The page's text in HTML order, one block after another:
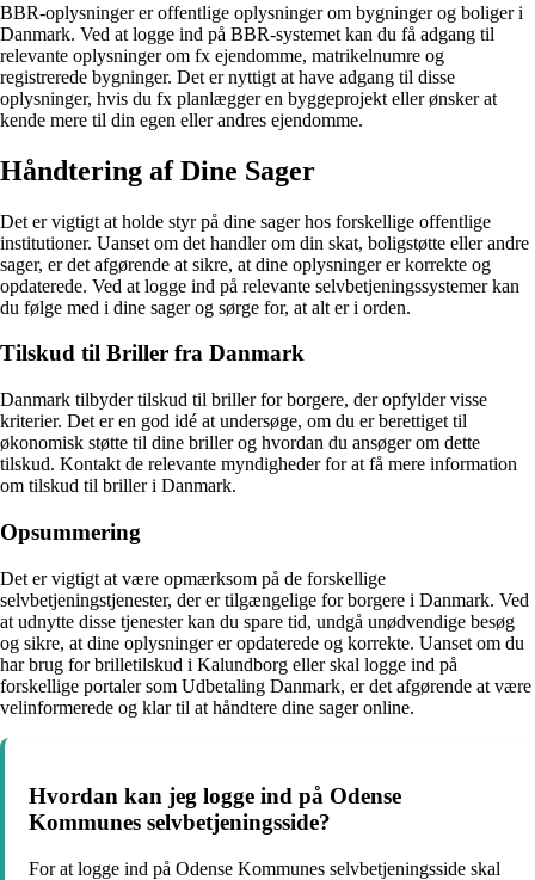
BBR-oplysninger er offentlige oplysninger om bygninger og boliger i
Danmark. Ved at logge ind på BBR-systemet kan du få adgang til
relevante oplysninger om fx ejendomme, matrikelnumre og
registrerede bygninger. Det er nyttigt at have adgang til disse
oplysninger, hvis du fx planlægger en byggeprojekt eller ønsker at
kende mere til din egen eller andres ejendomme.
Håndtering af Dine Sager
Det er vigtigt at holde styr på dine sager hos forskellige offentlige
institutioner. Uanset om det handler om din skat, boligstøtte eller andre
sager, er det afgørende at sikre, at dine oplysninger er korrekte og
opdaterede. Ved at logge ind på relevante selvbetjeningssystemer kan
du følge med i dine sager og sørge for, at alt er i orden.
Tilskud til Briller fra Danmark
Danmark tilbyder tilskud til briller for borgere, der opfylder visse
kriterier. Det er en god idé at undersøge, om du er berettiget til
økonomisk støtte til dine briller og hvordan du ansøger om dette
tilskud. Kontakt de relevante myndigheder for at få mere information
om tilskud til briller i Danmark.
Opsummering
Det er vigtigt at være opmærksom på de forskellige
selvbetjeningstjenester, der er tilgængelige for borgere i Danmark. Ved
at udnytte disse tjenester kan du spare tid, undgå unødvendige besøg
og sikre, at dine oplysninger er opdaterede og korrekte. Uanset om du
har brug for brilletilskud i Kalundborg eller skal logge ind på
forskellige portaler som Udbetaling Danmark, er det afgørende at være
velinformerede og klar til at håndtere dine sager online.
Hvordan kan jeg logge ind på Odense
Kommunes selvbetjeningsside?
For at logge ind på Odense Kommunes selvbetjeningsside skal